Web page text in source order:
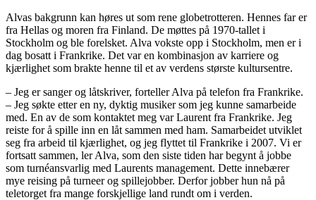
Alvas bakgrunn kan høres ut som rene globetrotteren. Hennes far er
fra Hellas og moren fra Finland. De møttes på 1970-tallet i
Stockholm og ble forelsket. Alva vokste opp i Stockholm, men er i
dag bosatt i Frankrike. Det var en kombinasjon av karriere og
kjærlighet som brakte henne til et av verdens største kultursentre.
– Jeg er sanger og låtskriver, forteller Alva på telefon fra Frankrike.
– Jeg søkte etter en ny, dyktig musiker som jeg kunne samarbeide
med. En av de som kontaktet meg var Laurent fra Frankrike. Jeg
reiste for å spille inn en låt sammen med ham. Samarbeidet utviklet
seg fra arbeid til kjærlighet, og jeg flyttet til Frankrike i 2007. Vi er
fortsatt sammen, ler Alva, som den siste tiden har begynt å jobbe
som turnéansvarlig med Laurents management. Dette innebærer
mye reising på turneer og spillejobber. Derfor jobber hun nå på
teletorget fra mange forskjellige land rundt om i verden.